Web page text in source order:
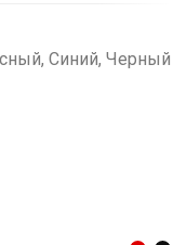
Синий, Черный